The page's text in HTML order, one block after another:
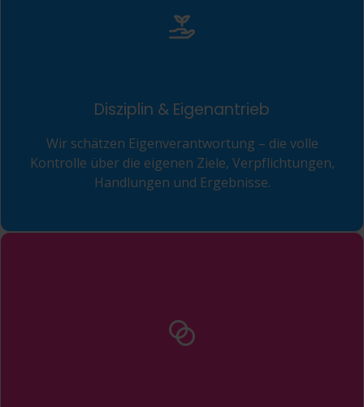
Disziplin & Eigenantrieb
Wir schätzen Eigenverantwortung – die volle
Kontrolle über die eigenen Ziele, Verpflichtungen,
Handlungen und Ergebnisse.